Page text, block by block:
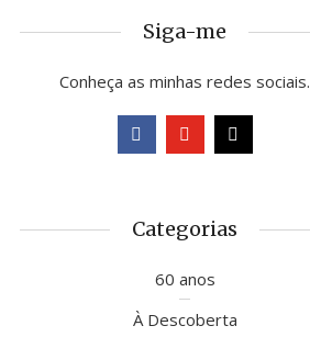
Siga-me
Conheça as minhas redes sociais.
Categorias
60 anos
À Descoberta